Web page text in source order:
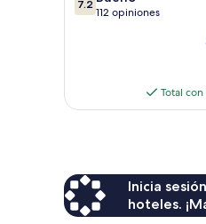
de
7.2
112 opiniones
Total
Inicia
hoteles.